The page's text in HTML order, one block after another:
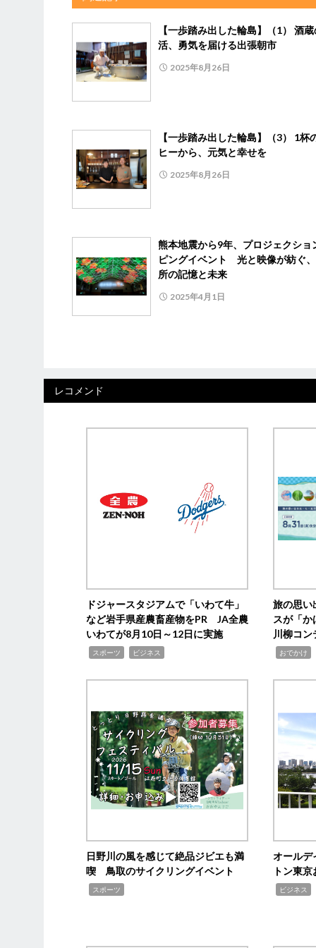
【一歩踏み出した輪島】（1） 酒
活、勇気を届ける出張朝市
2025年8月26日
【一歩踏み出した輪島】（3） 1杯
ヒーから、元気と幸せを
2025年8月26日
熊本地震から9年、プロジェクショ
ピングイベント 光と映像が紡ぐ
所の記憶と未来
2025年4月1日
レコメンド
ドジャースタジアムで「いわて牛」
など岩手県産農畜産物をPR JA全農
いわてが8月10日～12日に実施
スポーツ ビジネス
旅の思
スが「
川柳コ
おでかけ
日野川の風を感じて絶品ジビエも満
喫 鳥取のサイクリングイベント
スポーツ
オール
トン東
ビジネス